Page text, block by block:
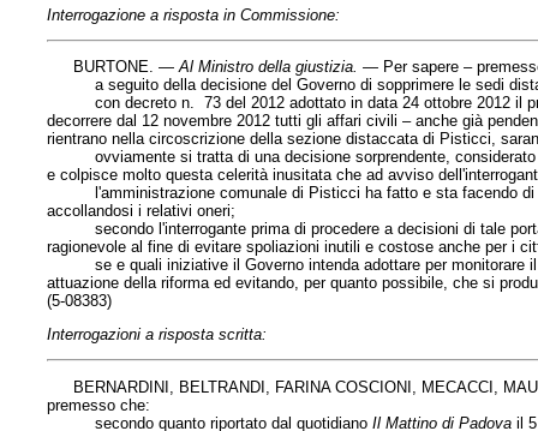
Interrogazione a risposta in Commissione:
BURTONE. —Al Ministro della giustizia . — Per sapere –
a seguito della decisione del Governo di sopprimere le sedi
con decreto n. 73 del 2012 adottato in data 24 ottobre 2012 il
decorrere dal 12 novembre 2012 tutti gli affari civili – anche già
rientrano nella circoscrizione della sezione distaccata di Pisticci,
ovviamente si tratta di una decisione sorprendente, considerato
e colpisce molto questa celerità inusitata che ad avviso
l'amministrazione comunale di Pisticci ha fatto e sta facendo di
accollandosi i relativi oneri;
secondo l'interrogante prima di procedere a decisioni di tale
ragionevole al fine di evitare spoliazioni inutili e costose anche per i
se e quali iniziative il Governo intenda adottare per monitorare il
attuazione della riforma ed evitando, per quanto possibile, che si
(5-08383)
Interrogazioni a risposta scritta:
BERNARDINI, BELTRANDI, FARINA COSCIONI, MECACCI,
premesso che:
secondo quanto riportato dal quotidianoIl Mattino di Padova il